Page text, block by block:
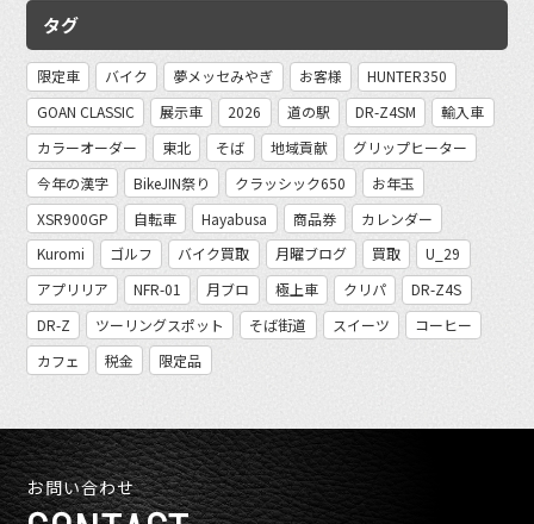
タグ
限定車 バイク 夢メッセみやぎ お客様
HUNTER350
GOAN CLASSIC
展示車 2026 道の駅 DR-Z4SM
輸入車
カラーオーダー
東北 そば 地域貢献
グリップヒーター
今年の漢字
BikeJIN祭り クラッシック650
お年玉
XSR900GP
自転車 Hayabusa 商品券
カレンダー
Kuromi
ゴルフ バイク買取 月曜ブログ 買取
U_29
アプリリア
NFR-01 月ブロ 極上車 クリパ
DR-Z4S
DR-Z
ツーリングスポット そば街道 スイーツ
コーヒー
カフェ
税金 限定品
お問い合わせ